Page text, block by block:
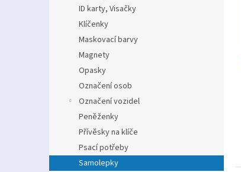
ID karty, Visačky
Klíčenky
Maskovací barvy
Magnety
Opasky
Označení osob
Označení vozidel
Peněženky
Přívěsky na klíče
Psací potřeby
Samolepky